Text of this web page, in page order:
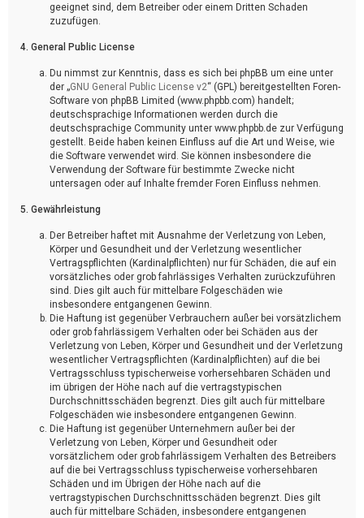
geeignet sind, dem Betreiber oder einem Dritten Schaden
zuzufügen.
4. General Public License
Du nimmst zur Kenntnis, dass es sich bei phpBB um eine unter
der „GNU General Public License v2“ (GPL) bereitgestellten Foren-
Software von phpBB Limited (www.phpbb.com) handelt;
deutschsprachige Informationen werden durch die
deutschsprachige Community unter www.phpbb.de zur Verfügung
gestellt. Beide haben keinen Einfluss auf die Art und Weise, wie
die Software verwendet wird. Sie können insbesondere die
Verwendung der Software für bestimmte Zwecke nicht
untersagen oder auf Inhalte fremder Foren Einfluss nehmen.
5. Gewährleistung
Der Betreiber haftet mit Ausnahme der Verletzung von Leben,
Körper und Gesundheit und der Verletzung wesentlicher
Vertragspflichten (Kardinalpflichten) nur für Schäden, die auf ein
vorsätzliches oder grob fahrlässiges Verhalten zurückzuführen
sind. Dies gilt auch für mittelbare Folgeschäden wie
insbesondere entgangenen Gewinn.
Die Haftung ist gegenüber Verbrauchern außer bei vorsätzlichem
oder grob fahrlässigem Verhalten oder bei Schäden aus der
Verletzung von Leben, Körper und Gesundheit und der Verletzung
wesentlicher Vertragspflichten (Kardinalpflichten) auf die bei
Vertragsschluss typischerweise vorhersehbaren Schäden und
im übrigen der Höhe nach auf die vertragstypischen
Durchschnittsschäden begrenzt. Dies gilt auch für mittelbare
Folgeschäden wie insbesondere entgangenen Gewinn.
Die Haftung ist gegenüber Unternehmern außer bei der
Verletzung von Leben, Körper und Gesundheit oder
vorsätzlichem oder grob fahrlässigem Verhalten des Betreibers
auf die bei Vertragsschluss typischerweise vorhersehbaren
Schäden und im Übrigen der Höhe nach auf die
vertragstypischen Durchschnittsschäden begrenzt. Dies gilt
auch für mittelbare Schäden, insbesondere entgangenen